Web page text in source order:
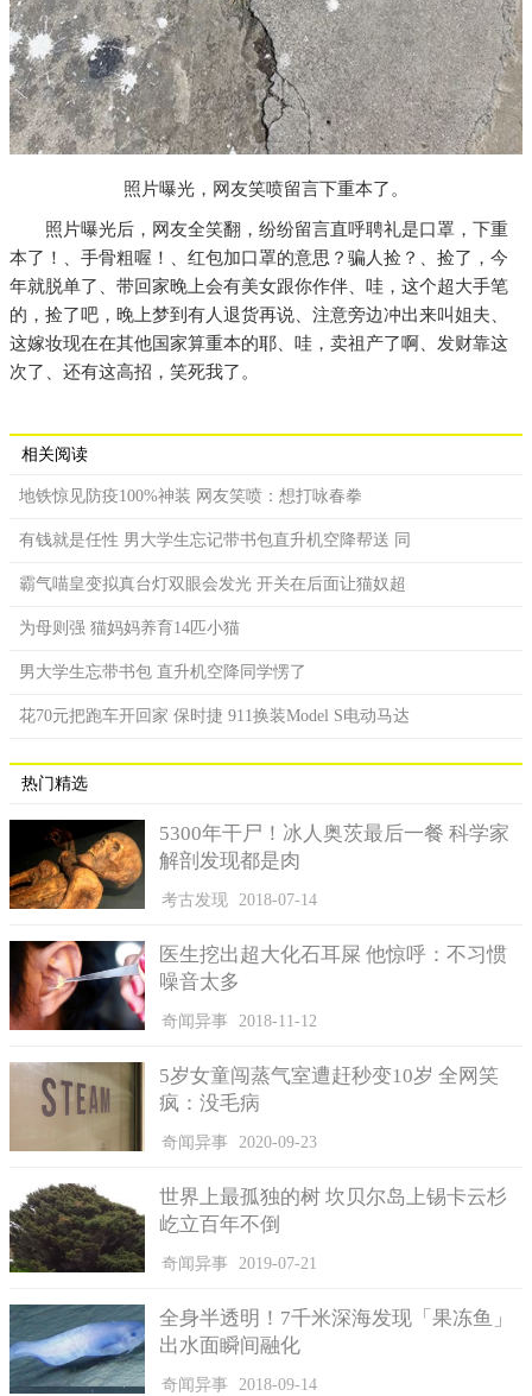
照片曝光，网友笑喷留言下重本了。
照片曝光后，网友全笑翻，纷纷留言直呼聘礼是口罩，下重
本了！、手骨粗喔！、红包加口罩的意思？骗人捡？、捡了，今
年就脱单了、带回家晚上会有美女跟你作伴、哇，这个超大手笔
的，捡了吧，晚上梦到有人退货再说、注意旁边冲出来叫姐夫、
这嫁妆现在在其他国家算重本的耶、哇，卖祖产了啊、发财靠这
次了、还有这高招，笑死我了。
相关阅读
地铁惊见防疫100%神装 网友笑喷：想打咏春拳
有钱就是任性 男大学生忘记带书包直升机空降帮送 同
霸气喵皇变拟真台灯双眼会发光 开关在后面让猫奴超
为母则强 猫妈妈养育14匹小猫
男大学生忘带书包 直升机空降同学愣了
花70元把跑车开回家 保时捷 911换装Model S电动马达
热门精选
5300年干尸！冰人奥茨最后一餐 科学家
解剖发现都是肉
考古发现 2018-07-14
医生挖出超大化石耳屎 他惊呼：不习惯
噪音太多
奇闻异事 2018-11-12
5岁女童闯蒸气室遭赶秒变10岁 全网笑
疯：没毛病
奇闻异事 2020-09-23
世界上最孤独的树 坎贝尔岛上锡卡云杉
屹立百年不倒
奇闻异事 2019-07-21
全身半透明！7千米深海发现「果冻鱼」
出水面瞬间融化
奇闻异事 2018-09-14